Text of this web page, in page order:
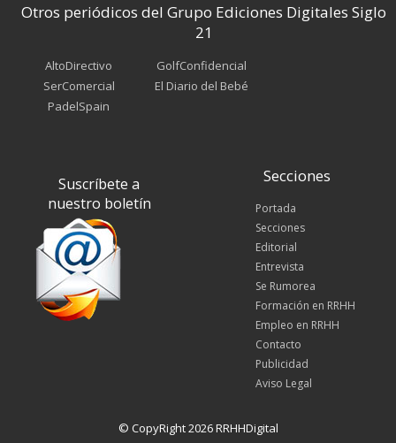
Otros periódicos del Grupo Ediciones Digitales Siglo
21
AltoDirectivo
SerComercial
PadelSpain
GolfConfidencial
El Diario del Bebé
Suscríbete a
nuestro boletín
Secciones
Portada
Secciones
Editorial
Entrevista
Se Rumorea
Formación en RRHH
Empleo en RRHH
Contacto
Publicidad
Aviso Legal
© CopyRight 2026 RRHHDigital